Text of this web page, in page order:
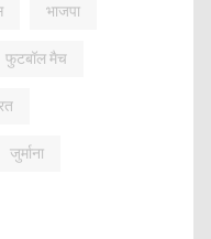
भाजपा
फुटबॉल मैच
जुर्माना